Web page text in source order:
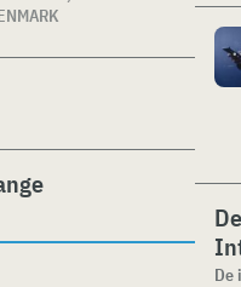
De